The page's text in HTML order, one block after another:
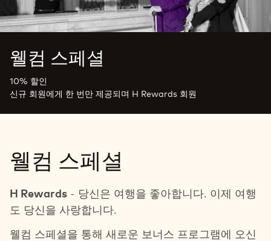
웰컴 스페셜
10% 할인
신규 회원에게 한 번만 제공되며 H Rewards 회원
웰컴 스페셜
H Rewards - 당신은 여행을 좋아합니다. 이제 여행
도 당신을 사랑합니다.
웰컴 스페셜을 통해 새로운 보너스 프로그램에 오신